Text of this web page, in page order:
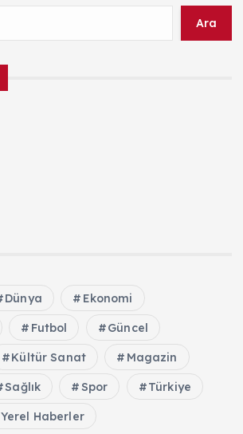
Ara
Dünya Ekonomi
Futbol Güncel
Kültür Sanat Magazin
Sağlık Spor Türkiye
Yerel Haberler